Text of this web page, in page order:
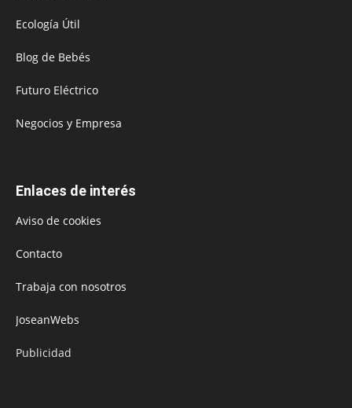
Ecología Útil
Blog de Bebés
Futuro Eléctrico
Negocios y Empresa
Enlaces de interés
Aviso de cookies
Contacto
Trabaja con nosotros
JoseanWebs
Publicidad